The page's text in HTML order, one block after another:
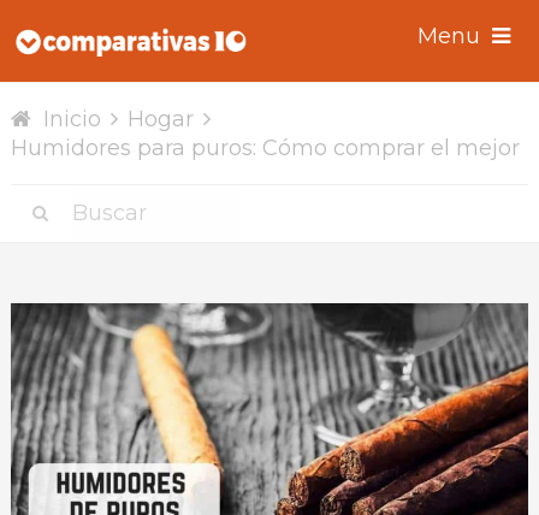
Menu
Inicio
Hogar
Humidores para puros: Cómo comprar el mejor